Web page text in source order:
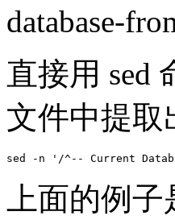
database-
直接用 sed
文件中提取
上面的例